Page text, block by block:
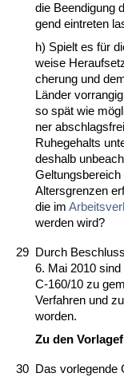
die Be­en­di­gung
gend ein­tre­ten
h) Spielt es für
wei­se
che­rung und
Länder
so spät wie
ner
Ru­he­ge­halts
des­halb
Al­ters­gren­zen
die im
wer­den wird?
29 Durch
6. Mai 2010
C‑160/10 zu
Ver­fah­ren und
wor­den.
Zu den
30 Das vor­le­gen­de